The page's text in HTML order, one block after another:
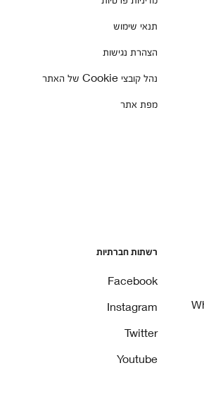
תנאי שימוש
הצהרת נגישות
נהל קובצי Cookie של האתר
מפת אתר
רשתות חברתיות
Facebook
Instagram
Twitter
Youtube